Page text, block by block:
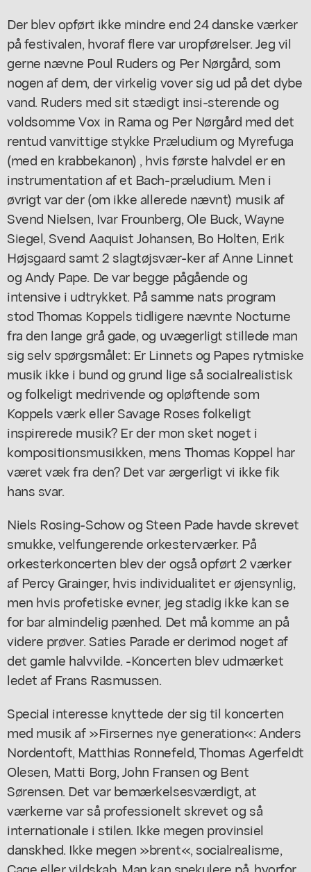
Der blev opført ikke mindre end 24 danske værker
på festivalen, hvoraf flere var uropførelser. Jeg vil
gerne nævne Poul Ruders og Per Nørgård, som
nogen af dem, der virkelig vover sig ud på det dybe
vand. Ruders med sit stædigt insi-sterende og
voldsomme Vox in Rama og Per Nørgård med det
rentud vanvittige stykke Præludium og Myrefuga
(med en krabbekanon) , hvis første halvdel er en
instrumentation af et Bach-præludium. Men i
øvrigt var der (om ikke allerede nævnt) musik af
Svend Nielsen, Ivar Frounberg, Ole Buck, Wayne
Siegel, Svend Aaquist Johansen, Bo Holten, Erik
Højsgaard samt 2 slagtøjsvær-ker af Anne Linnet
og Andy Pape. De var begge pågående og
intensive i udtrykket. På samme nats program
stod Thomas Koppels tidligere nævnte Nocturne
fra den lange grå gade, og uvægerligt stillede man
sig selv spørgsmålet: Er Linnets og Papes rytmiske
musik ikke i bund og grund lige så socialrealistisk
og folkeligt medrivende og opløftende som
Koppels værk eller Savage Roses folkeligt
inspirerede musik? Er der mon sket noget i
kompositionsmusikken, mens Thomas Koppel har
været væk fra den? Det var ærgerligt vi ikke fik
hans svar.
Niels Rosing-Schow og Steen Pade havde skrevet
smukke, velfungerende orkesterværker. På
orkesterkoncerten blev der også opført 2 værker
af Percy Grainger, hvis individualitet er øjensynlig,
men hvis profetiske evner, jeg stadig ikke kan se
for bar almindelig pænhed. Det må komme an på
videre prøver. Saties Parade er derimod noget af
det gamle halvvilde. -Koncerten blev udmærket
ledet af Frans Rasmussen.
Special interesse knyttede der sig til koncerten
med musik af »Firsernes nye generation«: Anders
Nordentoft, Matthias Ronnefeld, Thomas Agerfeldt
Olesen, Matti Borg, John Fransen og Bent
Sørensen. Det var bemærkelsesværdigt, at
værkerne var så professionelt skrevet og så
internationale i stilen. Ikke megen provinsiel
danskhed. Ikke megen »brent«, socialrealisme,
Cage eller vildskab. Man kan spekulere på, hvorfor